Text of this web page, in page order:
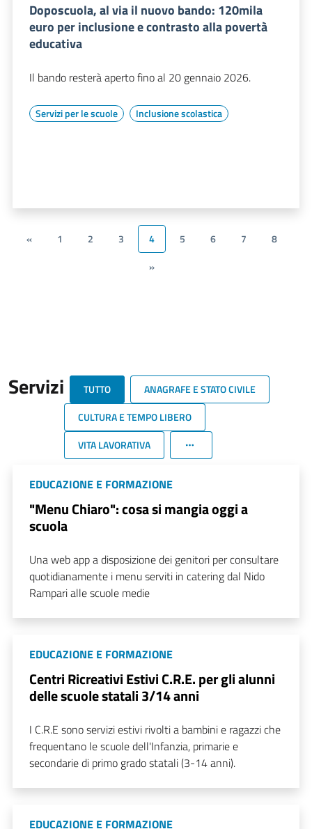
Doposcuola, al via il nuovo bando: 120mila
euro per inclusione e contrasto alla povertà
educativa
Il bando resterà aperto fino al 20 gennaio 2026.
Servizi per le scuole Inclusione scolastica
« 1 2 3 4 5 6 7
8
»
Servizi TUTTO
ANAGRAFE E STATO CIVILE
CULTURA E TEMPO LIBERO
VITA LAVORATIVA
EDUCAZIONE E FORMAZIONE
"Menu Chiaro": cosa si mangia oggi a
scuola
Una web app a disposizione dei genitori per consultare
quotidianamente i menu serviti in catering dal Nido
Rampari alle scuole medie
EDUCAZIONE E FORMAZIONE
Centri Ricreativi Estivi C.R.E. per gli alunni
delle scuole statali 3/14 anni
I C.R.E sono servizi estivi rivolti a bambini e ragazzi che
frequentano le scuole dell'Infanzia, primarie e
secondarie di primo grado statali (3-14 anni).
EDUCAZIONE E FORMAZIONE